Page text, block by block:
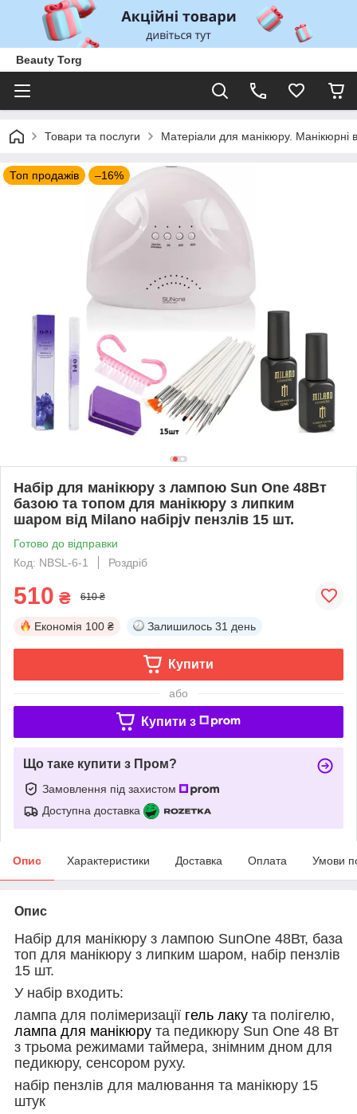
Beauty Torg
Товари та послуги Матеріали для манікюру. Манікюрні
Топ продажів –16%
Набір для манікюру з лампою Sun One 48Вт
базою та топом для манікюру з липким
шаром від Milano набірjv пензлів 15 шт.
Готово до відправки
Код: NBSL-6-1
Роздріб
510 ₴ 610 ₴
Економія 100 ₴ Залишилось 31 день
Купити
або
Купити з
Що таке купити з Пром?
Замовлення під захистом
Доступна доставка
Опис Характеристики Доставка Оплата Умови
Опис
Набір для манікюру з лампою SunOne 48Вт, база
топ для манікюру з липким шаром, набір пензлів
15 шт.
У набір входить:
лампа для полімеризації гель лаку та полігелю,
лампа для манікюру та педикюру Sun One 48 Вт
з трьома режимами таймера, знімним дном для
педикюру, сенсором руху.
набір пензлів для малювання та манікюру 15
штук